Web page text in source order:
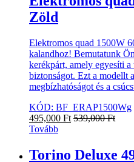
Zöld
Elektromos quad 1500W
kalandhoz! Bemutatunk
kerékpárt, amely egyesíti
biztonságot. Ezt a modellt
megbízhatóságot és a
KÓD: BF_ERAP1500Wg
495,000 Ft 539,000Ft
Tovább
Torino Deluxe